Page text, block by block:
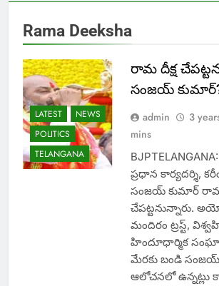
Rama Deeksha
LATEST
NEWS
POLITICS
TELANGANA
రామ దీక్ష
సంజయ్‌
admin 3
mins
ప్రధాన కార్యదర్శి,
సంజయ్‌ కుమార్‌ రామ
చేపట్టనున్నారు.
మందిరం ట్రస్ట్‌,
హిందూధార్మిక
మేరకు బండి సంజయ్‌
ఆలోచనలో